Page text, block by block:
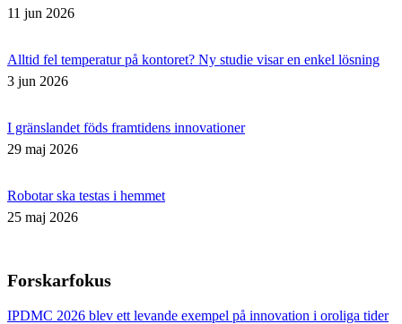
11 jun 2026
Alltid fel temperatur på kontoret? Ny studie visar en enkel lösning
3 jun 2026
I gränslandet föds framtidens innovationer
29 maj 2026
Robotar ska testas i hemmet
25 maj 2026
Forskarfokus
IPDMC 2026 blev ett levande exempel på innovation i oroliga tider